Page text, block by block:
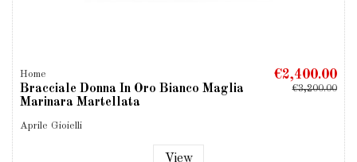
Home
Bracciale Donna In Oro Bianco Maglia
Marinara Martellata
Aprile Gioielli
€2,400.00
€3,200.00
View